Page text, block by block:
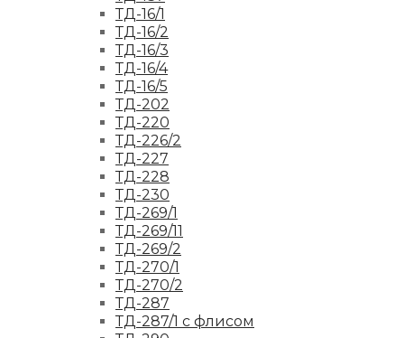
ТД-16/1
ТД-16/2
ТД-16/3
ТД-16/4
ТД-16/5
ТД-202
ТД-220
ТД-226/2
ТД-227
ТД-228
ТД-230
ТД-269/1
ТД-269/11
ТД-269/2
ТД-270/1
ТД-270/2
ТД-287
ТД-287/1 с флисом